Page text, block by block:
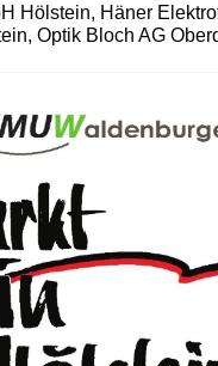
Hölstein, Häner
Optik Bloch AG